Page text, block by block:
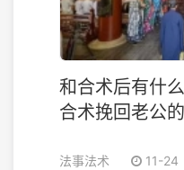
和合术后有什
合术挽回老公的
法事法术 11-24